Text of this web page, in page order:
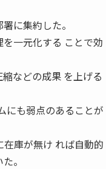
に集約した。
一元化する ことで効
などの成果 を上げる
にも弱点のあることが
庫が無け れば自動的
。